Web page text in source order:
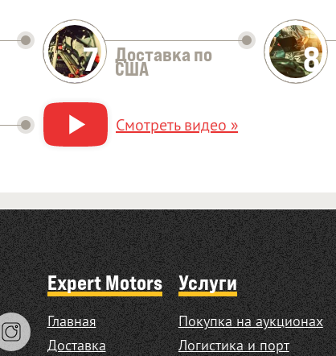
7 Доставка по
США 8
Смотреть видео »
Expert Motors
Главная
Доставка
Услуги
Покупка на аукционах
Логистика и порт